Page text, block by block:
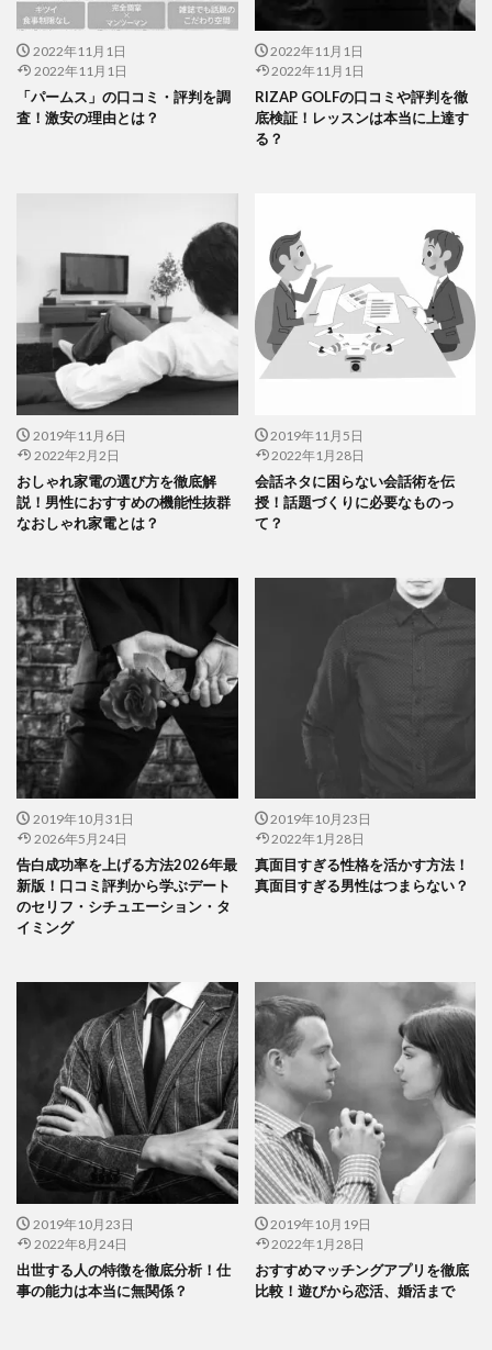
2022年11月1日
2022年11月1日
「パームス」の口コミ・評判を調
査！激安の理由とは？
2022年11月1日
2022年11月1日
RIZAP GOLFの口コミや評判を徹
底検証！レッスンは本当に上達す
る？
2019年11月6日
2022年2月2日
おしゃれ家電の選び方を徹底解
説！男性におすすめの機能性抜群
なおしゃれ家電とは？
2019年11月5日
2022年1月28日
会話ネタに困らない会話術を伝
授！話題づくりに必要なものっ
て？
2019年10月31日
2026年5月24日
告白成功率を上げる方法2026年最
新版！口コミ評判から学ぶデート
のセリフ・シチュエーション・タ
イミング
2019年10月23日
2022年1月28日
真面目すぎる性格を活かす方法！
真面目すぎる男性はつまらない？
2019年10月23日
2022年8月24日
出世する人の特徴を徹底分析！仕
事の能力は本当に無関係？
2019年10月19日
2022年1月28日
おすすめマッチングアプリを徹底
比較！遊びから恋活、婚活まで